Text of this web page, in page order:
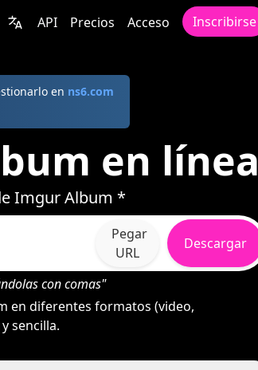
API Precios Acceso Inscribirse
en ns6.com
en línea
Imgur Album *
Pegar
URL
Descargar
con comas"
en diferentes formatos (video,
sencilla.